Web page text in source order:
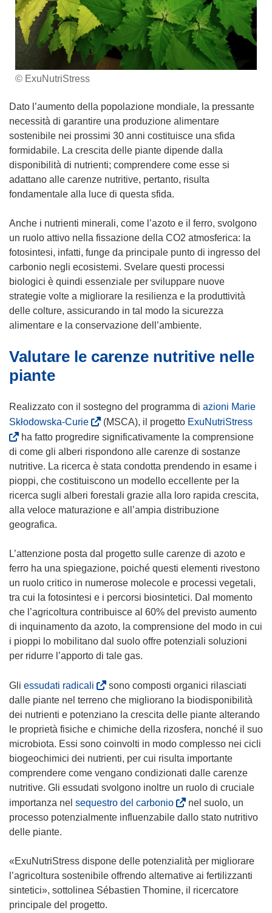
© ExuNutriStress
Dato l’aumento della popolazione mondiale, la pressante
necessità di garantire una produzione alimentare
sostenibile nei prossimi 30 anni costituisce una sfida
formidabile. La crescita delle piante dipende dalla
disponibilità di nutrienti; comprendere come esse si
adattano alle carenze nutritive, pertanto, risulta
fondamentale alla luce di questa sfida.
Anche i nutrienti minerali, come l’azoto e il ferro, svolgono
un ruolo attivo nella fissazione della CO2 atmosferica: la
fotosintesi, infatti, funge da principale punto di ingresso del
carbonio negli ecosistemi. Svelare questi processi
biologici è quindi essenziale per sviluppare nuove
strategie volte a migliorare la resilienza e la produttività
delle colture, assicurando in tal modo la sicurezza
alimentare e la conservazione dell’ambiente.
Valutare le carenze nutritive nelle
piante
Realizzato con il sostegno del programma di azioni Marie
Skłodowska-Curie(
s
i
a
p
r
e
u
n
a
n
u
o
v
a
i
n
e
s
t
r
a
)
(MSCA), il progetto ExuNutriStress(
s
a
r
n
a
n
u
o
e
s
t
)
ha fatto progredire significativamente la comprensione
di come gli alberi rispondono alle carenze di sostanze
nutritive. La ricerca è stata condotta prendendo in esame i
pioppi, che costituiscono un modello eccellente per la
ricerca sugli alberi forestali grazie alla loro rapida crescita,
alla veloce maturazione e all’ampia distribuzione
geografica.
L’attenzione posta dal progetto sulle carenze di azoto e
ferro ha una spiegazione, poiché questi elementi rivestono
un ruolo critico in numerose molecole e processi vegetali,
tra cui la fotosintesi e i percorsi biosintetici. Dal momento
che l’agricoltura contribuisce al 60% del previsto aumento
di inquinamento da azoto, la comprensione del modo in cui
i pioppi lo mobilitano dal suolo offre potenziali soluzioni
per ridurre l’apporto di tale gas.
Gli essudati radicali
s
i
a
p
r
e
i
n
u
n
u
o
v
sono composti organici rilasciati
dalle piante nel terreno che migliorano la biodisponibilità
dei nutrienti e potenziano la crescita delle piante alterando
le proprietà fisiche e chimiche della rizosfera, nonché il suo
microbiota. Essi sono coinvolti in modo complesso nei cicli
biogeochimici dei nutrienti, per cui risulta importante
comprendere come vengano condizionati dalle carenze
nutritive. Gli essudati svolgono inoltre un ruolo di cruciale
importanza nel sequestro del carbonio(
s
p
r
e
nel suolo, un
processo potenzialmente influenzabile dallo stato nutritivo
delle piante.
«ExuNutriStress dispone delle potenzialità per migliorare
l’agricoltura sostenibile offrendo alternative ai fertilizzanti
sintetici», sottolinea Sébastien Thomine, il ricercatore
principale del progetto.